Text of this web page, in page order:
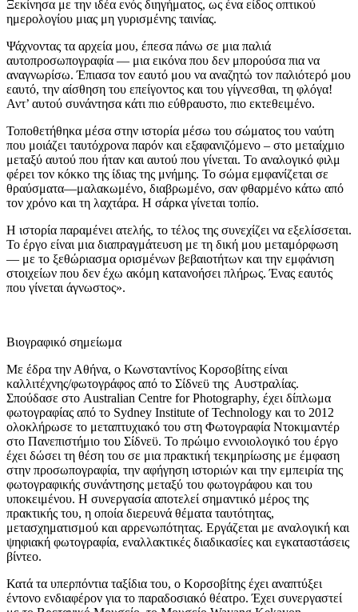
Ξεκίνησα με την ιδέα ενός διηγήματος, ως ένα είδος οπτικού
ημερολογίου μιας μη γυρισμένης ταινίας.
Ψάχνοντας τα αρχεία μου, έπεσα πάνω σε μια παλιά
αυτοπροσωπογραφία — μια εικόνα που δεν μπορούσα πια να
αναγνωρίσω. Έπιασα τον εαυτό μου να αναζητώ τον παλιότερό μου
εαυτό, την αίσθηση του επείγοντος και του γίγνεσθαι, τη φλόγα!
Αντ’ αυτού συνάντησα κάτι πιο εύθραυστο, πιο εκτεθειμένο.
Τοποθετήθηκα μέσα στην ιστορία μέσω του σώματος του ναύτη
που μοιάζει ταυτόχρονα παρόν και εξαφανιζόμενο – στο μεταίχμιο
μεταξύ αυτού που ήταν και αυτού που γίνεται. Το αναλογικό φιλμ
φέρει τον κόκκο της ίδιας της μνήμης. Το σώμα εμφανίζεται σε
θραύσματα—μαλακωμένο, διαβρωμένο, σαν φθαρμένο κάτω από
τον χρόνο και τη λαχτάρα. Η σάρκα γίνεται τοπίο.
Η ιστορία παραμένει ατελής, το τέλος της συνεχίζει να εξελίσσεται.
Το έργο είναι μια διαπραγμάτευση με τη δική μου μεταμόρφωση
— με το ξεθώριασμα ορισμένων βεβαιοτήτων και την εμφάνιση
στοιχείων που δεν έχω ακόμη κατανοήσει πλήρως. Ένας εαυτός
που γίνεται άγνωστος».
Βιογραφικό σημείωμα
Με έδρα την Αθήνα, ο Κωνσταντίνος Κορσοβίτης είναι
καλλιτέχνης/φωτογράφος από το Σίδνεϋ της Αυστραλίας.
Σπούδασε στο Australian Centre for Photography, έχει δίπλωμα
φωτογραφίας από το Sydney Institute of Technology και το 2012
ολοκλήρωσε το μεταπτυχιακό του στη Φωτογραφία Ντοκιμαντέρ
στο Πανεπιστήμιο του Σίδνεϋ. Το πρώιμο εννοιολογικό του έργο
έχει δώσει τη θέση του σε μια πρακτική τεκμηρίωσης με έμφαση
στην προσωπογραφία, την αφήγηση ιστοριών και την εμπειρία της
φωτογραφικής συνάντησης μεταξύ του φωτογράφου και του
υποκειμένου. Η συνεργασία αποτελεί σημαντικό μέρος της
πρακτικής του, η οποία διερευνά θέματα ταυτότητας,
μετασχηματισμού και αρρενωπότητας. Εργάζεται με αναλογική και
ψηφιακή φωτογραφία, εναλλακτικές διαδικασίες και εγκαταστάσεις
βίντεο.
Κατά τα υπερπόντια ταξίδια του, ο Κορσοβίτης έχει αναπτύξει
έντονο ενδιαφέρον για το παραδοσιακό θέατρο. Έχει συνεργαστεί